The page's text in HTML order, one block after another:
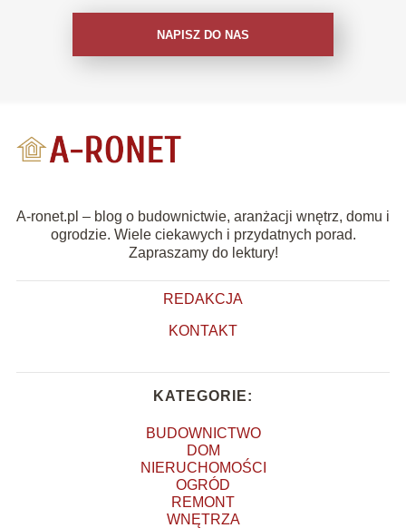
NAPISZ DO NAS
A-ronet.pl – blog o budownictwie, aranżacji wnętrz, domu i
ogrodzie. Wiele ciekawych i przydatnych porad.
Zapraszamy do lektury!
REDAKCJA
KONTAKT
KATEGORIE:
BUDOWNICTWO
DOM
NIERUCHOMOŚCI
OGRÓD
REMONT
WNĘTRZA